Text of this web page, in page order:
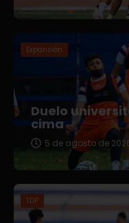
Expansión
Duelo
cima
5 de agosto de
TDP